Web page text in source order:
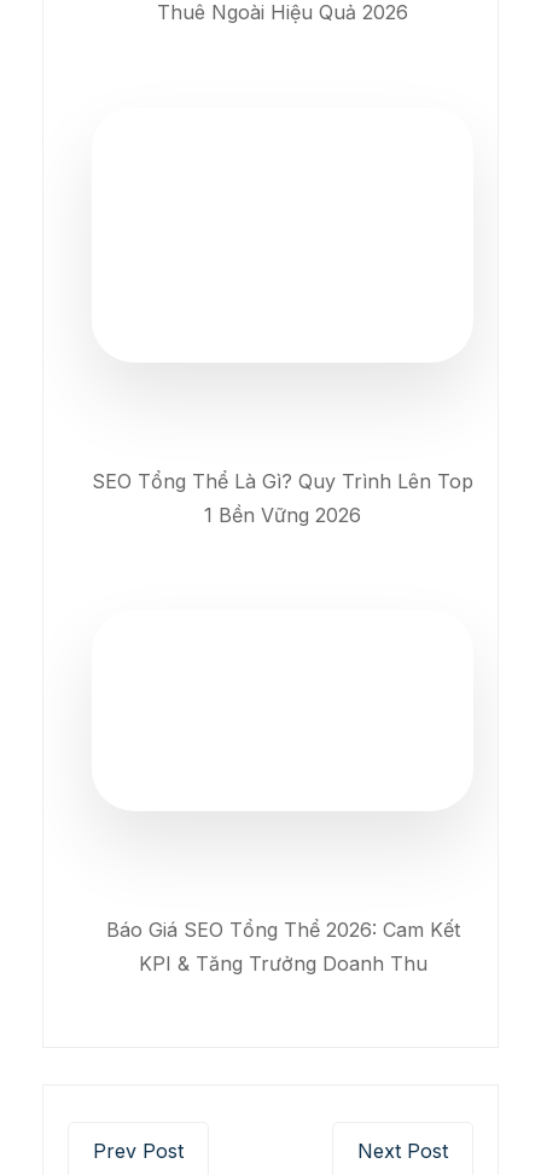
Thuê Ngoài Hiệu Quả 2026
SEO Tổng Thể Là Gì? Quy Trình Lên Top
1 Bền Vững 2026
Báo Giá SEO Tổng Thể 2026: Cam Kết
KPI & Tăng Trưởng Doanh Thu
Prev Post Next Post